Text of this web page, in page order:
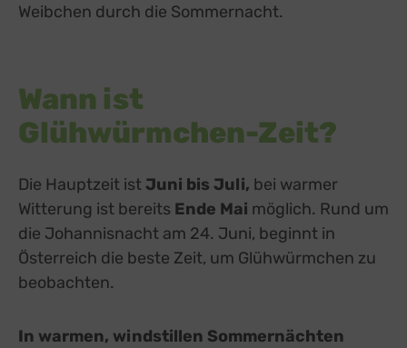
Weibchen durch die Sommernacht.
Wann ist
Glühwürmchen-Zeit?
Die Hauptzeit istJuni bis Juli, bei warmer
Witterung ist bereits Ende Mai möglich. Rund um
die Johannisnacht am 24. Juni, beginnt in
Österreich die beste Zeit, um Glühwürmchen zu
beobachten.
In warmen, windstillen Sommernächten